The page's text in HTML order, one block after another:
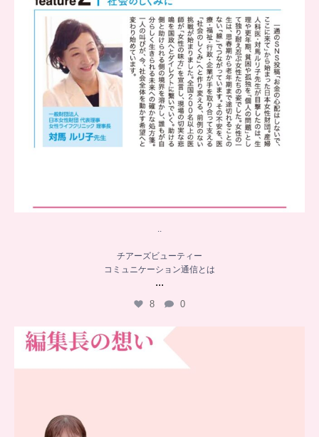
..
チアーズビューティー
コミュニケーション通信とは
...
8 0
チアーズビューティー誕生秘話